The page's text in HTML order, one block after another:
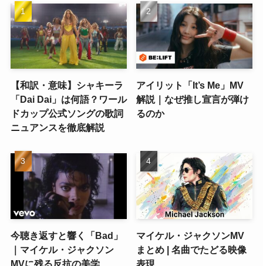
【和訳・意味】シャキーラ
「Dai Dai」は何語？ワール
ドカップ公式ソングの歌詞
ニュアンスを徹底解説
アイリット「It’s Me」MV
解説｜なぜ推し宣言が弾け
るのか
今聴き返すと響く「Bad」
｜マイケル・ジャクソン
MVに残る反抗の美学
マイケル・ジャクソンMV
まとめ | 名曲でたどる映像
表現